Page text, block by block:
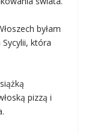
byłam
Sycylii, która
pizzą i